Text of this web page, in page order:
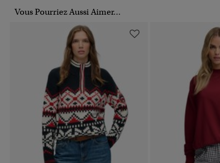
Vous Pourriez Aussi Aimer...